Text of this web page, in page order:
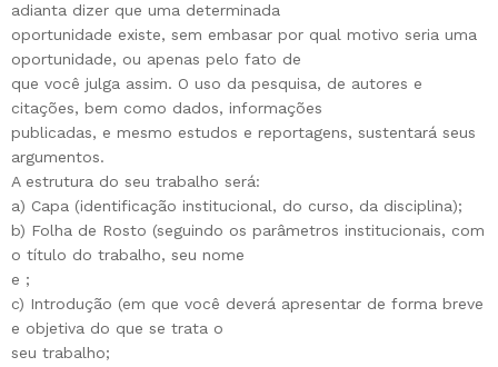
adianta dizer que uma determinada
oportunidade existe, sem embasar por qual motivo seria uma
oportunidade, ou apenas pelo fato de
que você julga assim. O uso da pesquisa, de autores e
citações, bem como dados, informações
publicadas, e mesmo estudos e reportagens, sustentará seus
argumentos.
A estrutura do seu trabalho será:
a) Capa (identificação institucional, do curso, da disciplina);
b) Folha de Rosto (seguindo os parâmetros institucionais, com
o título do trabalho, seu nome
e ;
c) Introdução (em que você deverá apresentar de forma breve
e objetiva do que se trata o
seu trabalho;